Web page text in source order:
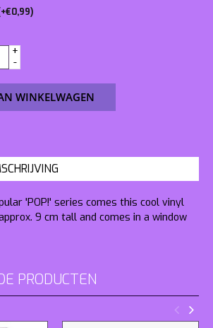
+
-
WINKELWAGEN
'POP!' series comes this cool vinyl
9 cm tall and comes in a window
PRODUCTEN